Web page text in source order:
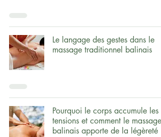
Le langage des gestes dans le
massage traditionnel balinais
Pourquoi le corps accumule les
tensions et comment le massage
balinais apporte de la légèreté